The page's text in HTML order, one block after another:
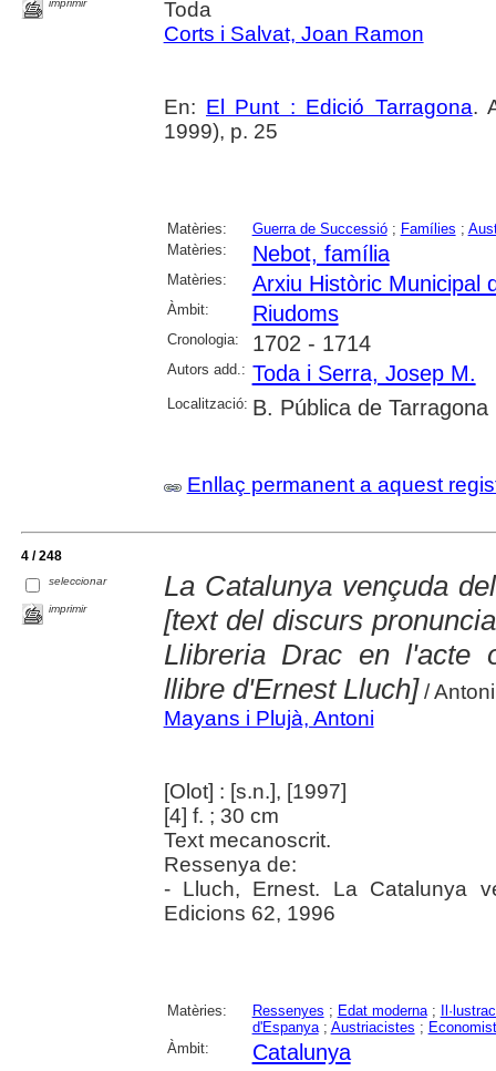
imprimir
Toda
Corts i Salvat, Joan Ramon
En: El Punt : Edició Tarragona.
1999), p. 25
Matèries: Guerra de Successió; Famílies ;
Matèries:
Nebot, família
Matèries: Arxiu Històric Municipal
Àmbit: Riudoms
Cronologia: 1702 - 1714
Autors add.: Toda i Serra, Josep M.
Localització: B. Pública de Tarragona
Enllaç permanent a aquest
4 / 248
seleccionar
imprimir
La Catalunya vençuda
[text del discurs
Llibreria Drac en l'acte
llibre d'Ernest Lluch]/
Mayans i Plujà, Antoni
[Olot] : [s.n.], [1997]
[4] f. ; 30 cm
Text mecanoscrit.
Ressenya de:
- Lluch, Ernest. La Catalunya
Edicions 62, 1996
Matèries: Ressenyes ; Edat moderna;
d'Espanya; Austriacistes ;
Àmbit:
Catalunya